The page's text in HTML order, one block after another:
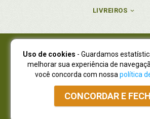
LIVREIROS
Juruá Editora Ltda., CNPJ
Juruá Informática Ltda., CNPJ
NOVO ENDEREÇO:R. Flávio Dallegrave,
Curitiba - Paraná - CEP
Atendimento: (41) 4009-3900|Vendas
Atendimento via
Uso de cookies - Guardamos
melhorar sua experiência de
você concorda com nossa política
CONCORDAR E